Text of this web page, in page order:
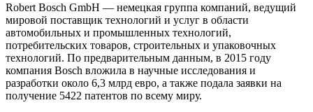
Robert Bosch GmbH — немецкая группа компаний, ведущий
мировой поставщик технологий и услуг в области
автомобильных и промышленных технологий,
потребительских товаров, строительных и упаковочных
технологий. По предварительным данным, в 2015 году
компания Bosch вложила в научные исследования и
разработки около 6,3 млрд евро, а также подала заявки на
получение 5422 патентов по всему миру.